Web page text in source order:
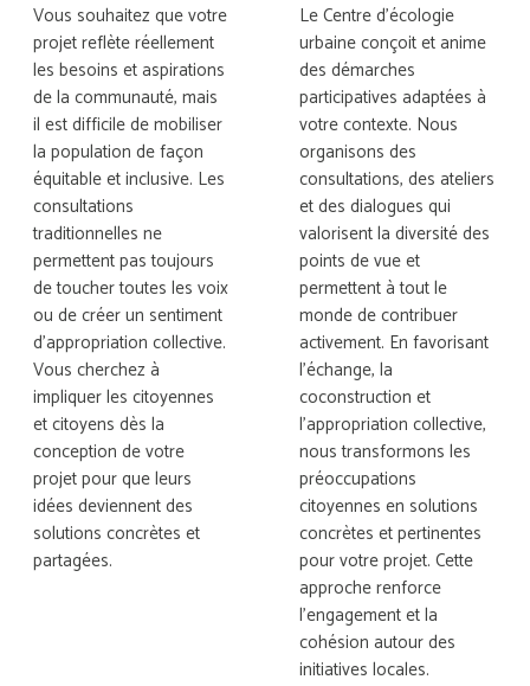
Vous souhaitez que votre
projet reflète réellement
les besoins et aspirations
de la communauté, mais
il est difficile de mobiliser
la population de façon
équitable et inclusive. Les
consultations
traditionnelles ne
permettent pas toujours
de toucher toutes les voix
ou de créer un sentiment
d’appropriation collective.
Vous cherchez à
impliquer les citoyennes
et citoyens dès la
conception de votre
projet pour que leurs
idées deviennent des
solutions concrètes et
partagées.
Le Centre d’écologie
urbaine conçoit et anime
des démarches
participatives adaptées à
votre contexte. Nous
organisons des
consultations, des ateliers
et des dialogues qui
valorisent la diversité des
points de vue et
permettent à tout le
monde de contribuer
activement. En favorisant
l’échange, la
coconstruction et
l’appropriation collective,
nous transformons les
préoccupations
citoyennes en solutions
concrètes et pertinentes
pour votre projet. Cette
approche renforce
l’engagement et la
cohésion autour des
initiatives locales.